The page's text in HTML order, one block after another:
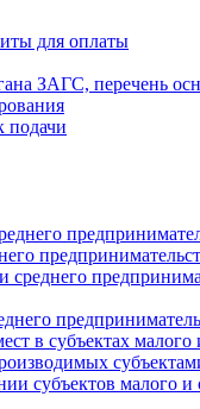
для оплаты
ЗАГС, перечень
подачи
в субъектах малого
субъектов малого и